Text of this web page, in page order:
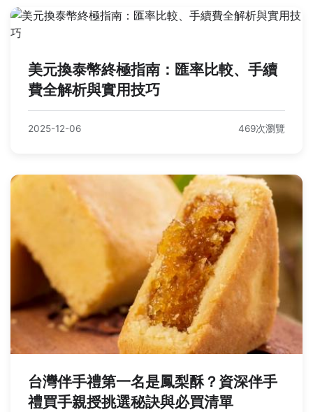
美元換泰幣終極指南：匯率比較、手續
費全解析與實用技巧
2025-12-06 469次瀏覽
台灣伴手禮第一名是鳳梨酥？資深伴手
禮買手親授挑選秘訣與必買清單